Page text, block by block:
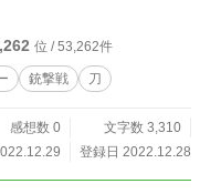
位 / 53,262件
銃撃戦 刀
感想数 0
文字数 3,310
登録日 2022.12.28